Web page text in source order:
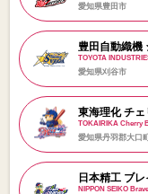
愛知県豊田市
豊田自動織機
TOYOTA
愛知県刈谷市
東海理化 チ
TOKAIRIKA Cherry
愛知県丹羽郡大口
日本精工 ブ
NIPPON SEIKO